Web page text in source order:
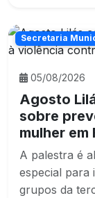
Secretaria
05/08/2026
Agosto
sobre
mulher em
A palestra é
especial para
grupos da